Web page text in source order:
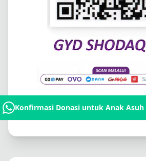
Konfirmasi Donasi untuk Anak Asuh